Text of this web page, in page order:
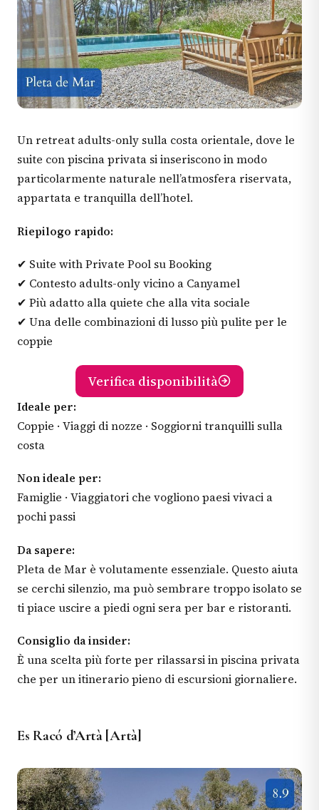
Un retreat adults-only sulla costa orientale, dove le
suite con piscina privata si inseriscono in modo
particolarmente naturale nell’atmosfera riservata,
appartata e tranquilla dell’hotel.
Riepilogo rapido:
✔ Suite with Private Pool su Booking
✔ Contesto adults-only vicino a Canyamel
✔ Più adatto alla quiete che alla vita sociale
✔ Una delle combinazioni di lusso più pulite per le
coppie
Verifica disponibilità
Ideale per:
Coppie · Viaggi di nozze · Soggiorni tranquilli sulla
costa
Non ideale per:
Famiglie · Viaggiatori che vogliono paesi vivaci a
pochi passi
Da sapere:
Pleta de Mar è volutamente essenziale. Questo aiuta
se cerchi silenzio, ma può sembrare troppo isolato se
ti piace uscire a piedi ogni sera per bar e ristoranti.
Consiglio da insider:
È una scelta più forte per rilassarsi in piscina privata
che per un itinerario pieno di escursioni giornaliere.
Es Racó d’Artà [Artà]